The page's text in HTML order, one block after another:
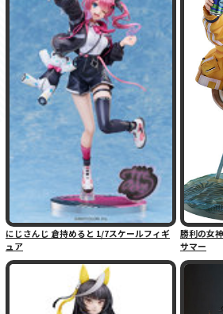
にじさんじ 倉持めると 1/7スケールフィギ
ュア
勝利の女
サマー